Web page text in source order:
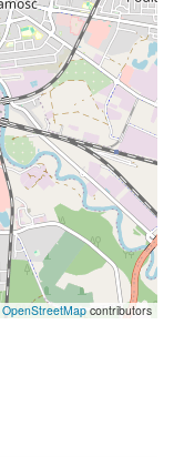
OpenStreetMapcontributors